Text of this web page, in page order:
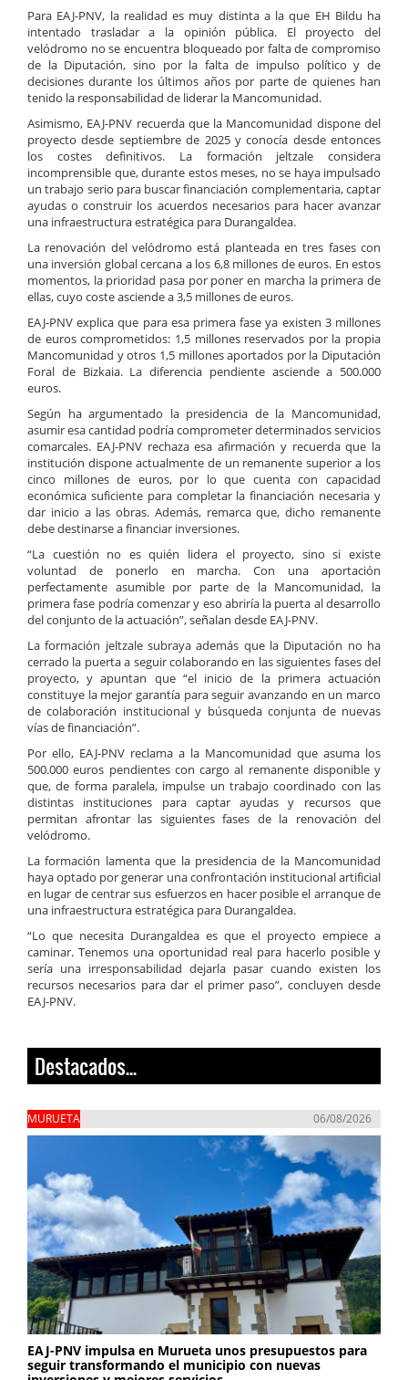
Para EAJ-PNV, la realidad es muy distinta a la que EH Bildu ha
intentado trasladar a la opinión pública. El proyecto del
velódromo no se encuentra bloqueado por falta de compromiso
de la Diputación, sino por la falta de impulso político y de
decisiones durante los últimos años por parte de quienes han
tenido la responsabilidad de liderar la Mancomunidad.
Asimismo, EAJ-PNV recuerda que la Mancomunidad dispone del
proyecto desde septiembre de 2025 y conocía desde entonces
los costes definitivos. La formación jeltzale considera
incomprensible que, durante estos meses, no se haya impulsado
un trabajo serio para buscar financiación complementaria, captar
ayudas o construir los acuerdos necesarios para hacer avanzar
una infraestructura estratégica para Durangaldea.
La renovación del velódromo está planteada en tres fases con
una inversión global cercana a los 6,8 millones de euros. En estos
momentos, la prioridad pasa por poner en marcha la primera de
ellas, cuyo coste asciende a 3,5 millones de euros.
EAJ-PNV explica que para esa primera fase ya existen 3 millones
de euros comprometidos: 1,5 millones reservados por la propia
Mancomunidad y otros 1,5 millones aportados por la Diputación
Foral de Bizkaia. La diferencia pendiente asciende a 500.000
euros.
Según ha argumentado la presidencia de la Mancomunidad,
asumir esa cantidad podría comprometer determinados servicios
comarcales. EAJ-PNV rechaza esa afirmación y recuerda que la
institución dispone actualmente de un remanente superior a los
cinco millones de euros, por lo que cuenta con capacidad
económica suficiente para completar la financiación necesaria y
dar inicio a las obras. Además, remarca que, dicho remanente
debe destinarse a financiar inversiones.
“La cuestión no es quién lidera el proyecto, sino si existe
voluntad de ponerlo en marcha. Con una aportación
perfectamente asumible por parte de la Mancomunidad, la
primera fase podría comenzar y eso abriría la puerta al desarrollo
del conjunto de la actuación”, señalan desde EAJ-PNV.
La formación jeltzale subraya además que la Diputación no ha
cerrado la puerta a seguir colaborando en las siguientes fases del
proyecto, y apuntan que “el inicio de la primera actuación
constituye la mejor garantía para seguir avanzando en un marco
de colaboración institucional y búsqueda conjunta de nuevas
vías de financiación”.
Por ello, EAJ-PNV reclama a la Mancomunidad que asuma los
500.000 euros pendientes con cargo al remanente disponible y
que, de forma paralela, impulse un trabajo coordinado con las
distintas instituciones para captar ayudas y recursos que
permitan afrontar las siguientes fases de la renovación del
velódromo.
La formación lamenta que la presidencia de la Mancomunidad
haya optado por generar una confrontación institucional artificial
en lugar de centrar sus esfuerzos en hacer posible el arranque de
una infraestructura estratégica para Durangaldea.
“Lo que necesita Durangaldea es que el proyecto empiece a
caminar. Tenemos una oportunidad real para hacerlo posible y
sería una irresponsabilidad dejarla pasar cuando existen los
recursos necesarios para dar el primer paso”, concluyen desde
EAJ-PNV.
Destacados...
MURUETA 06/08/2026
EAJ-PNV impulsa en Murueta unos presupuestos para
seguir transformando el municipio con nuevas